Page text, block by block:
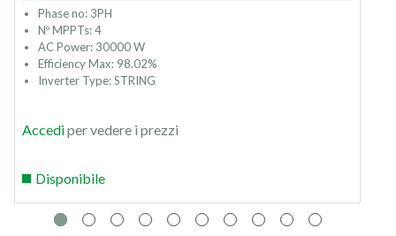
Phase no: 3PH
Nº MPPTs: 4
AC Power: 30000 W
Efficiency Max: 98.02%
Inverter Type: STRING
Accediper vedere i prezzi
Disponibile